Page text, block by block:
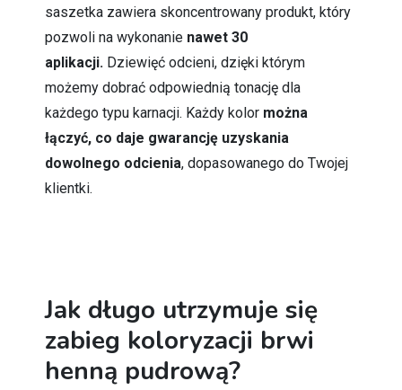
saszetka zawiera skoncentrowany produkt, który
pozwoli na wykonanie nawet 30
aplikacji. Dziewięć odcieni, dzięki którym
możemy dobrać odpowiednią tonację dla
każdego typu karnacji. Każdy kolor można
łączyć, co daje gwarancję uzyskania
dowolnego odcienia, dopasowanego do Twojej
klientki.
Jak długo utrzymuje się
zabieg koloryzacji brwi
henną pudrową?